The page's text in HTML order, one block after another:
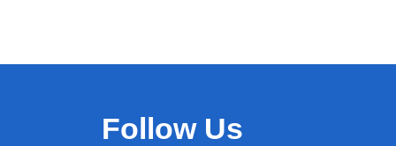
Follow Us